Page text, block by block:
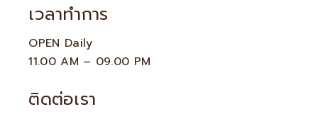
เวลาทำการ
OPEN Daily
11.00 AM – 09.00 PM
ติดต่อเรา